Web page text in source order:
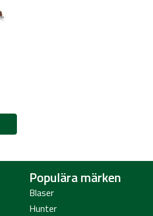
Populära märken
Blaser
Hunter